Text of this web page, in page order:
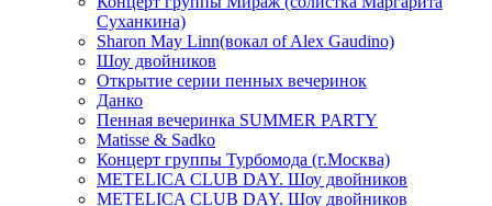
Суханкина)
Sharon May Linn(вокал of Alex Gaudino)
Шоу двойников
Открытие серии пенных вечеринок
Данко
Пенная вечеринка SUMMER PARTY
Matisse & Sadko
Концерт группы Турбомода (г.Москва)
METELICA CLUB DAY. Шоу двойников
METELICA CLUB DAY. Шоу двойников